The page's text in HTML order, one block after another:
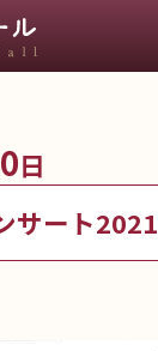
日
サート2021